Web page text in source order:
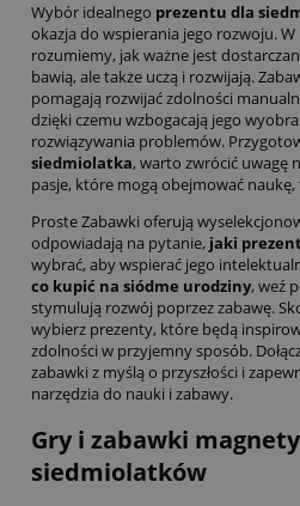
Wybór idealnego prezentu dla
okazja do wspierania jego rozwoju.
rozumiemy, jak ważne jest
bawią, ale także uczą i rozwijają.
pomagają rozwijać zdolności
dzięki czemu wzbogacają jego
rozwiązywania problemów.
siedmiolatka, warto zwrócić uwagę
pasje, które mogą obejmować
Proste Zabawki oferują
odpowiadają na pytanie, jaki
wybrać, aby wspierać jego
co kupić na siódme urodziny, weź
stymulują rozwój poprzez zabawę.
wybierz prezenty, które będą
zdolności w przyjemny sposób.
zabawki z myślą o przyszłości i
narzędzia do nauki i zabawy.
Gry i zabawki
siedmiolatków